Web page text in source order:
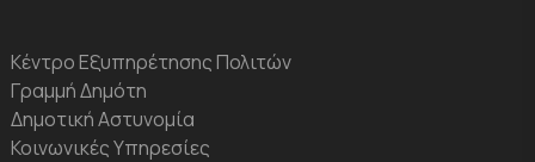
Κέντρο Εξυπηρέτησης Πολιτών
Γραμμή Δημότη
Δημοτική Αστυνομία
Κοινωνικές Υπηρεσίες